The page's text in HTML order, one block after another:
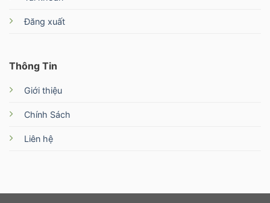
Đăng xuất
Thông Tin
Giới thiệu
Chính Sách
Liên hệ